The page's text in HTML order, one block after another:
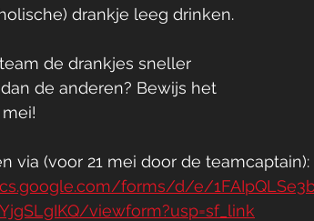
drankje leeg drinken.
de drankjes sneller
de anderen? Bewijs het
via (voor 21 mei door de teamcaptain):
forms/d/e/
viewform?usp=sf_link